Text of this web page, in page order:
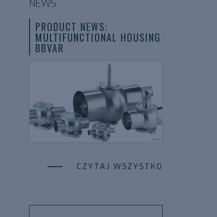
NEWS
PRODUCT NEWS:
MULTIFUNCTIONAL HOUSING
BBVAR
CZYTAJ WSZYSTKO